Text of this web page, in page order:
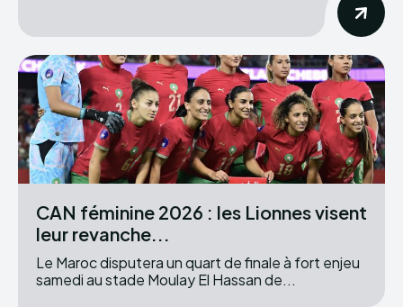
CAN féminine 2026 : les Lionnes visent
leur revanche...
Le Maroc disputera un quart de finale à fort enjeu
samedi au stade Moulay El Hassan de...